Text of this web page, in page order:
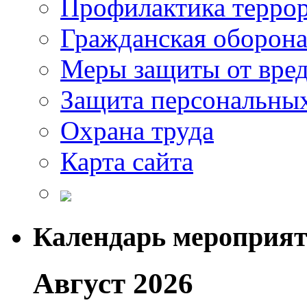
Профилактика
Гражданская оборона
Меры защиты от
Защита
Охрана труда
Карта сайта
Календарь
Август 2026